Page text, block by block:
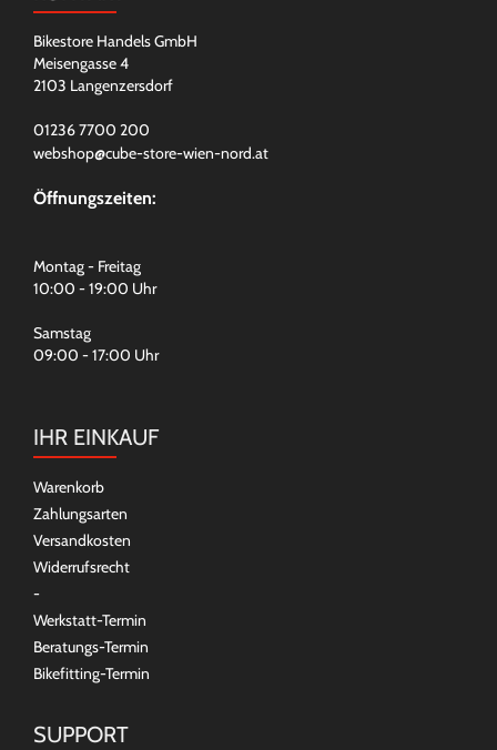
Bikestore Handels GmbH
Meisengasse 4
2103 Langenzersdorf
01236 7700 200
webshop@cube-store-wien-nord.at
Öffnungszeiten:
Montag - Freitag
10:00 - 19:00 Uhr
Samstag
09:00 - 17:00 Uhr
IHR EINKAUF
Warenkorb
Zahlungsarten
Versandkosten
Widerrufsrecht
-
Werkstatt-Termin
Beratungs-Termin
Bikefitting-Termin
SUPPORT